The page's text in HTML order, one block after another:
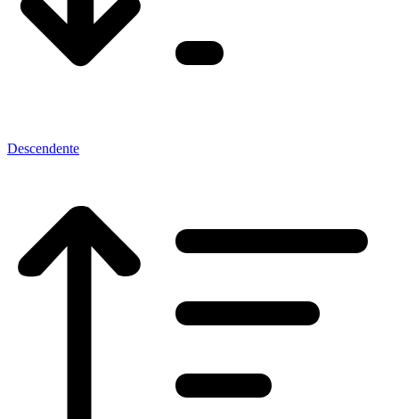
Descendente